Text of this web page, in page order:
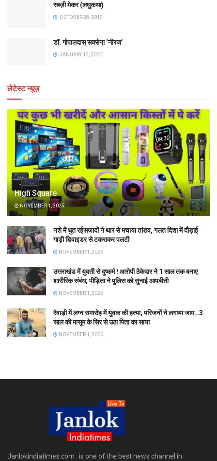
सब्ज़ी मेकर (लघुकथा)
OCTOBER 28, 2019
डॉ. गोपालदास सक्सेना ‘नीरज’
JANUARY 13, 2020
लेटेस्ट न्यूज़
High Square
NOVEMBER 1, 2025
नशे में धुत रईसजादों ने थार से मचाया तांडव, गलत दिशा में दौड़ाई
गाड़ी डिवाइडर से टकराकर पलटी
NOVEMBER 1, 2025
उत्तराखंड में युवती से दुष्कर्म ! आरोपी ठेकेदार ने 1 साल तक बनाए
शारीरिक संबंध; पीड़िता ने पुलिस को सुनाई आपबीती
NOVEMBER 1, 2025
रेवाड़ी में लग्न समारोह में युवक की हत्या, परिजनों ने लगाया जाम…3
साल की मासूम के सिर से उठा पिता का साया
NOVEMBER 1, 2025
Janlokindiatimes.com : is one of the best news channel in